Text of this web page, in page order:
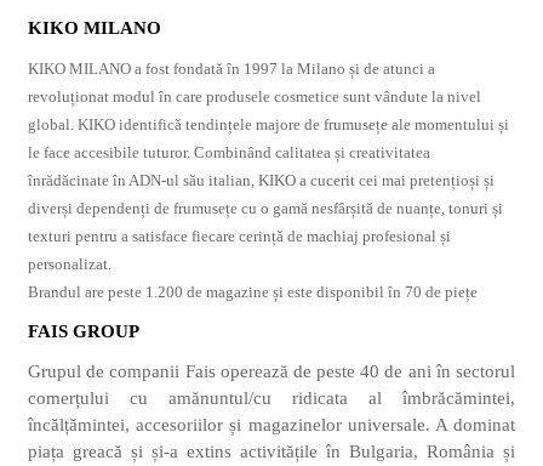
KIKO MILANO
KIKO MILANO a fost fondată în 1997 la Milano și de atunci a
revoluționat modul în care produsele cosmetice sunt vândute la nivel
global. KIKO identifică tendințele majore de frumusețe ale momentului și
le face accesibile tuturor. Combinând calitatea și creativitatea
înrădăcinate în ADN-ul său italian, KIKO a cucerit cei mai pretențioși și
diverși dependenți de frumusețe cu o gamă nesfârșită de nuanțe, tonuri și
texturi pentru a satisface fiecare cerință de machiaj profesional și
personalizat.
Brandul are peste 1.200 de magazine și este disponibil în 70 de piețe
FAIS GROUP
Grupul de companii Fais operează de peste 40 de ani în sectorul
comerțului cu amănuntul/cu ridicata al îmbrăcămintei,
încălțămintei, accesoriilor și magazinelor universale. A dominat
piața greacă și și-a extins activitățile în Bulgaria, România și